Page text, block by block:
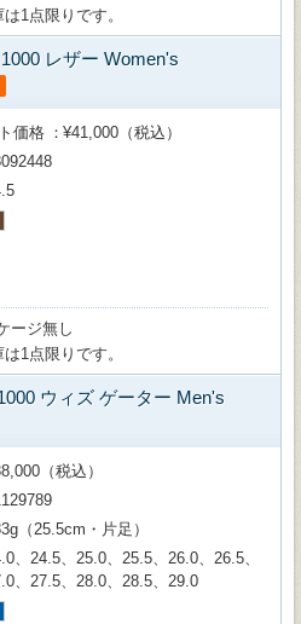
1点限りです。
レザー Women's
価格
¥41,000（税込）
ージ無し
1点限りです。
ウィズ ゲーター Men's
（税込）
（25.5cm・片足）
、24.5、25.0、25.5、26.0、26.5、
、27.5、28.0、28.5、29.0